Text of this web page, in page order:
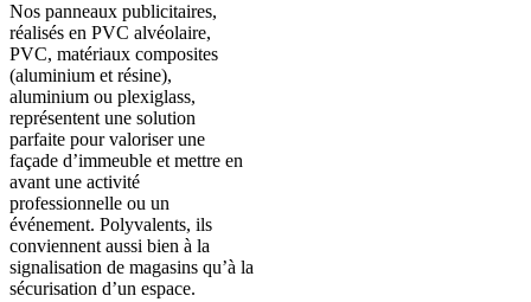
Nos panneaux publicitaires,
réalisés en PVC alvéolaire,
PVC, matériaux composites
(aluminium et résine),
aluminium ou plexiglass,
représentent une solution
parfaite pour valoriser une
façade d’immeuble et mettre en
avant une activité
professionnelle ou un
événement. Polyvalents, ils
conviennent aussi bien à la
signalisation de magasins qu’à la
sécurisation d’un espace.